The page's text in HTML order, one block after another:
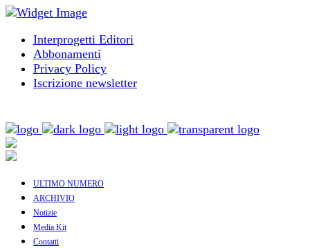
Interprogetti Editori
Abbonamenti
Privacy Policy
Iscrizione newsletter
ULTIMO NUMERO
ARCHIVIO
Notizie
Media Kit
Contatti